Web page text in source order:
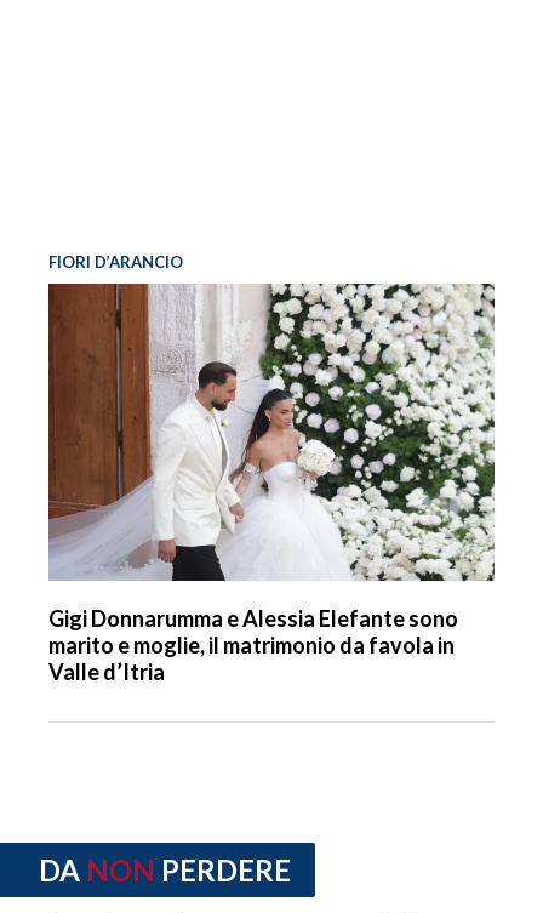
FIORI D’ARANCIO
Gigi Donnarumma e Alessia Elefante sono
marito e moglie, il matrimonio da favola in
Valle d’Itria
DA NON PERDERE